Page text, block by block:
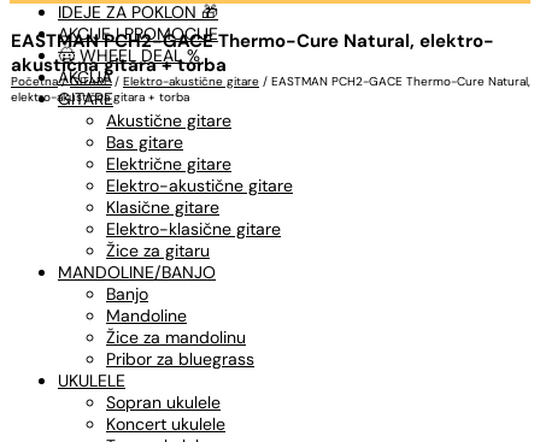
IDEJE ZA POKLON 🎁
AKCIJE I PROMOCIJE
🤠 WHEEL DEAL %
AKCIJA
GITARE
Akustične gitare
Bas gitare
Električne gitare
Elektro-akustične gitare
Klasične gitare
Elektro-klasične gitare
Žice za gitaru
MANDOLINE/BANJO
Banjo
Mandoline
Žice za mandolinu
Pribor za bluegrass
UKULELE
Sopran ukulele
Koncert ukulele
EASTMAN PCH2-GACE Thermo-Cure Natural, elektro-
akustična gitara + torba
Početna/GITARE/ Elektro-akustične gitare / EASTMAN PCH2-GACE Thermo-Cure Natural,
elektro-akustična gitara + torba